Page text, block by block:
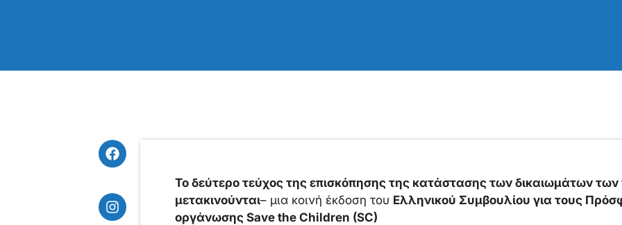
Το δεύτερο τεύχος της επισκόπησης της κατάστασης των δικαιωμάτων των
μετακινούνται– μια κοινή έκδοση του Ελληνικού Συμβουλίου για τους
οργάνωσης Save the Children (SC)